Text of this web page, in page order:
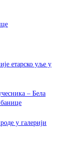
етарско уље у
– Бела
у галерији